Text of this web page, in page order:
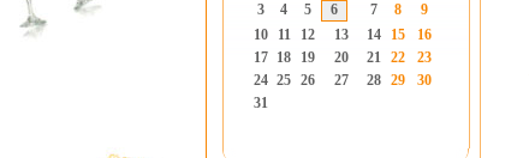
3
4 5 6 7 8
9
10
11 12 13 14 15
16
17
18 19 20 21 22
23
24 25 26 27 28 29
30
31